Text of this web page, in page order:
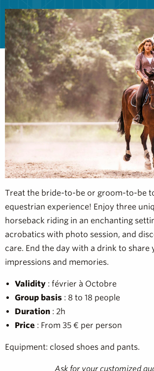
Treat the bride-to-be or groom-to-be
equestrian experience! Enjoy three
horseback riding in an enchanting
acrobatics with photo session, and
care. End the day with a drink to share
impressions and memories.
Validity : février à Octobre
Group basis : 8 to 18 people
Duration : 2h
Price : From 35 € per person
Equipment: closed shoes and pants.
Ask for your customized